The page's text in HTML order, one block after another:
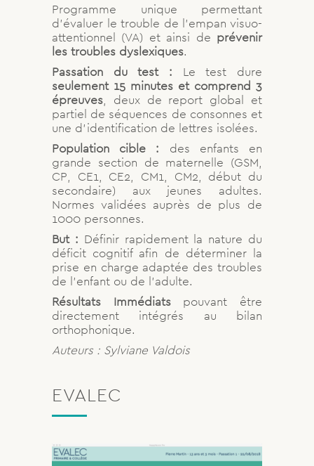
Programme unique permettant
d’évaluer le trouble de l’empan visuo-
attentionnel (VA) et ainsi de prévenir
les troubles dyslexiques.
Passation du test : Le test dure
seulement 15 minutes et comprend 3
épreuves, deux de report global et
partiel de séquences de consonnes et
une d’identification de lettres isolées.
Population cible : des enfants en
grande section de maternelle (GSM,
CP, CE1, CE2, CM1, CM2, début du
secondaire) aux jeunes adultes.
Normes validées auprès de plus de
1000 personnes.
But : Définir rapidement la nature du
déficit cognitif afin de déterminer la
prise en charge adaptée des troubles
de l’enfant ou de l’adulte.
Résultats Immédiatspouvant être
directement intégrés au bilan
orthophonique.
Auteurs : Sylviane Valdois
EVALEC